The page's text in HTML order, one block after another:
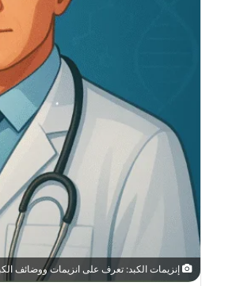
إنزيمات الكبد: تعرف على انزيمات ووضائف